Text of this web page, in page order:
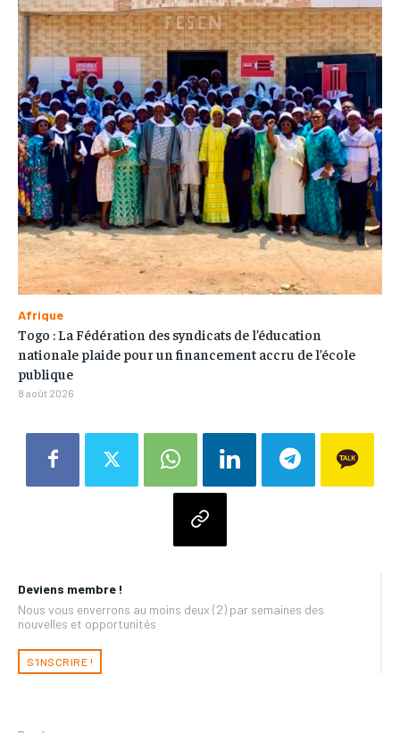
Deviens membre !
Nous vous enverrons au moins deux (2) par semaines des
nouvelles et opportunités
S'INSCRIRE !
Afrique
Togo : La Fédération des syndicats de l’éducation
nationale plaide pour un financement accru de l’école
publique
8 août 2026